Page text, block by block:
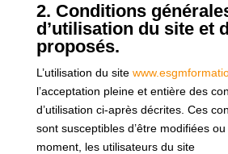
2. Conditions
d’utilisation du site et
proposés.
L’utilisation du site
l’acceptation pleine et entière des
d’utilisation ci-après décrites. Ces
sont susceptibles d’être modifiées
moment, les utilisateurs du site